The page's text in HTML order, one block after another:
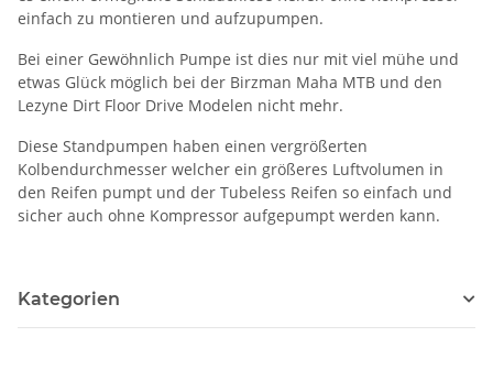
einfach zu montieren und aufzupumpen.
Bei einer Gewöhnlich Pumpe ist dies nur mit viel mühe und
etwas Glück möglich bei der Birzman Maha MTB und den
Lezyne Dirt Floor Drive Modelen nicht mehr.
Diese Standpumpen haben einen vergrößerten
Kolbendurchmesser welcher ein größeres Luftvolumen in
den Reifen pumpt und der Tubeless Reifen so einfach und
sicher auch ohne Kompressor aufgepumpt werden kann.
Kategorien